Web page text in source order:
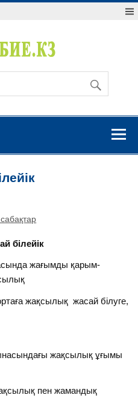
білейік
жағымды қарым-
жақсылық жасай білуге,
жақсылық ұғымы
пен жамандық